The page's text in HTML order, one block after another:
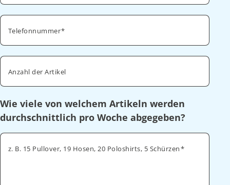
Telefonnummer
Anzahl der Artikel
Wie viele von welchem Artikeln werden
durchschnittlich pro Woche abgegeben?
z. B. 15 Pullover, 19 Hosen, 20 Poloshirts, 5 Schürzen